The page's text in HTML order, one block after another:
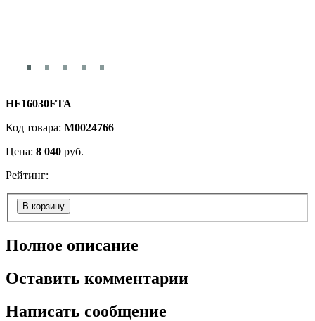
HF16030FTA
Код товара: М0024766
Цена: 8 040 руб.
Рейтинг:
В корзину
Полное описание
Оставить комментарии
Написать сообщение